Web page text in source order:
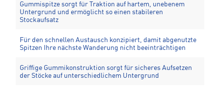
Gummispitze sorgt für Traktion auf hartem, unebenem
Untergrund und ermöglicht so einen stabileren
Stockaufsatz
Für den schnellen Austausch konzipiert, damit abgenutzte
Spitzen Ihre nächste Wanderung nicht beeinträchtigen
Griffige Gummikonstruktion sorgt für sicheres Aufsetzen
der Stöcke auf unterschiedlichem Untergrund